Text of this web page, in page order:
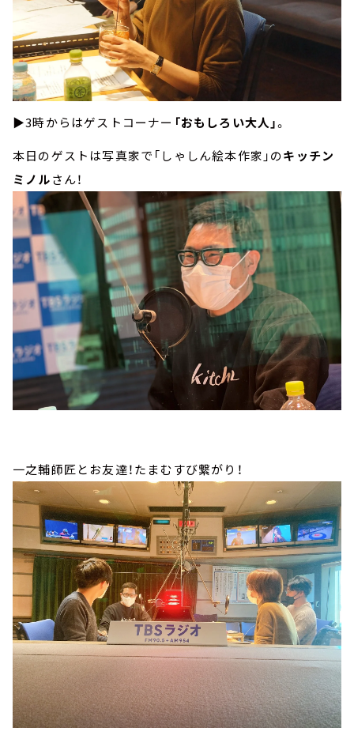
▶3時からはゲストコーナー 「おもしろい大人」。
本日のゲストは写真家で「しゃしん絵本作家」のキッチン
ミノルさん！
一之輔師匠とお友達！たまむすび繋がり！